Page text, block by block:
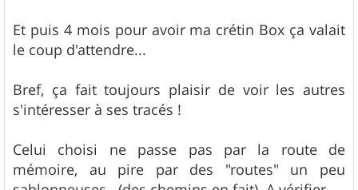
Et puis 4 mois pour avoir ma crétin Box ça valait
le coup d'attendre...
Bref, ça fait toujours plaisir de voir les autres
s'intéresser à ses tracés !
Celui choisi ne passe pas par la route de
mémoire, au pire par des "routes" un peu